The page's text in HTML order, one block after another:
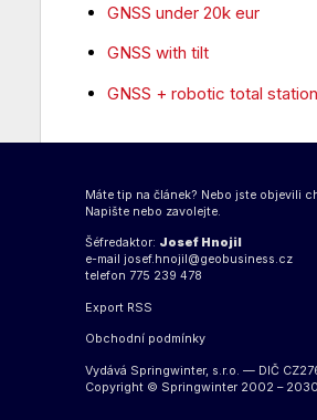
GNSS under 20k eur
GNSS with tilt
GNSS + robotic total station
Máte tip na článek? Nebo jste objevili
Napište nebo zavolejte.
Šéfredaktor: Josef Hnojil
e-mail josef.hnojil@geobusiness.cz
telefon 775 239 478
Export RSS
Obchodní podmínky
Vydává Springwinter, s.r.o. — DIČ
Copyright © Springwinter 2002 – 2030